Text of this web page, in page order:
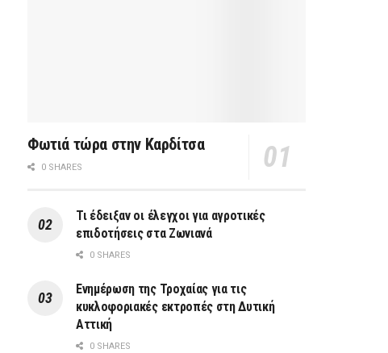
Φωτιά τώρα στην Καρδίτσα
0 SHARES
Τι έδειξαν οι έλεγχοι για αγροτικές
επιδοτήσεις στα Ζωνιανά
0 SHARES
Ενημέρωση της Τροχαίας για τις
κυκλοφοριακές εκτροπές στη Δυτική
Αττική
0 SHARES